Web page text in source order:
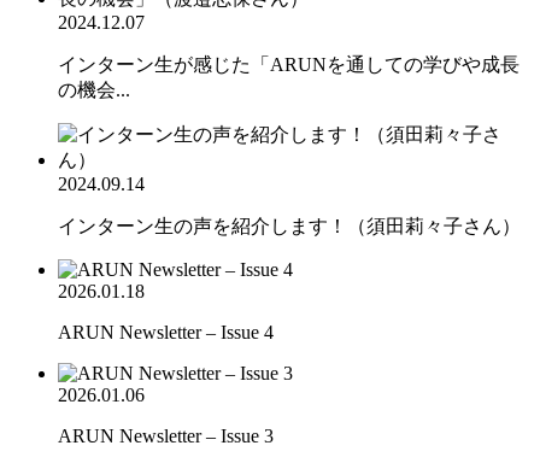
2024.12.07
インターン生が感じた「ARUNを通しての学びや成長
の機会...
2024.09.14
インターン生の声を紹介します！（須田莉々子さん）
2026.01.18
ARUN Newsletter – Issue 4
2026.01.06
ARUN Newsletter – Issue 3